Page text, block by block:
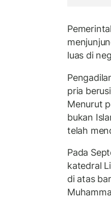
luas di
pria
Menurut
bukan
telah
Pada
katedral
di atas